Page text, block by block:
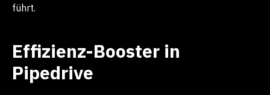
führt.
Effizienz-Booster in
Pipedrive